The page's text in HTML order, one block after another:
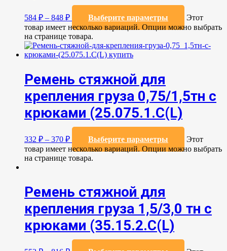
584 ₽ – 848 ₽ Выберите параметры
Этот
товар имеет несколько вариаций. Опции можно выбрать
на странице товара.
Ремень стяжной для
крепления груза 0,75/1,5тн с
крюками (25.075.1.С(L)
332 ₽ – 370 ₽ Выберите параметры
Этот
товар имеет несколько вариаций. Опции можно выбрать
на странице товара.
Ремень стяжной для
крепления груза 1,5/3,0 тн с
крюками (35.15.2.С(L)